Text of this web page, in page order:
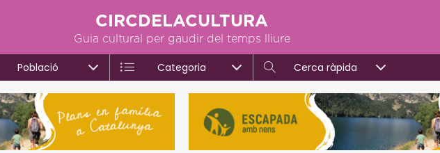
CIRCDELACULTURA
Guia cultural per gaudir del temps lliure
Població Categoria Cerca ràpida